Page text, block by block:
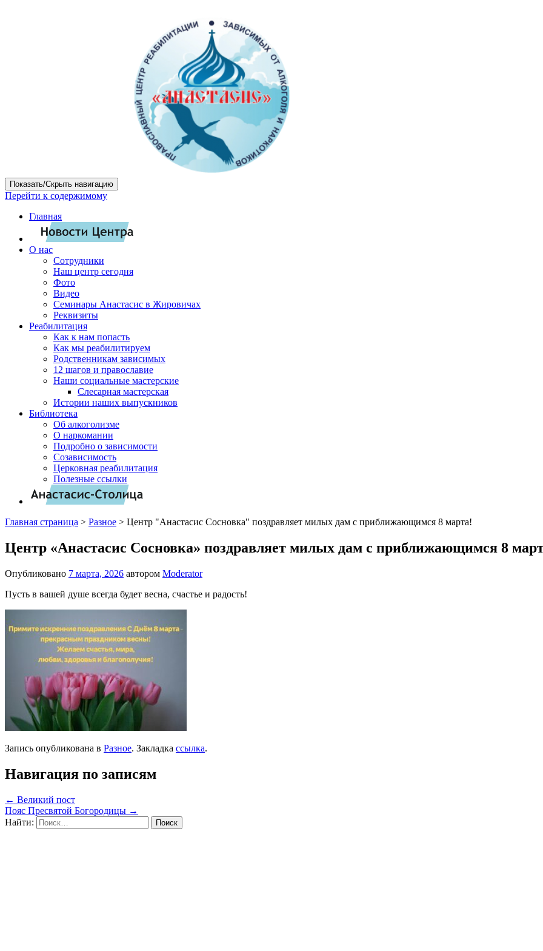
Показать/Скрыть навигацию
Перейти к содержимому
Главная
О нас
Сотрудники
Наш центр сегодня
Фото
Видео
Семинары Анастасис в Жировичах
Реквизиты
Реабилитация
Как к нам попасть
Как мы реабилитируем
Родственникам зависимых
12 шагов и православие
Наши социальные мастерские
Слесарная мастерская
Истории наших выпускников
Библиотека
Об алкоголизме
О наркомании
Подробно о зависимости
Созависимость
Церковная реабилитация
Полезные ссылки
Главная страница > Разное > Центр "Анастасис Сосновка" поздравляет милых дам с приближающимся 8 марта!
Центр «Анастасис Сосновка» поздравляет милых дам с приближающимся 8
Опубликовано 7 марта, 2026 автором Moderator
Пусть в вашей душе всегда будет весна, счастье и радость!
Запись опубликована в Разное. Закладка ссылка.
Навигация по записям
← Великий пост
Пояс Пресвятой Богородицы →
Найти: